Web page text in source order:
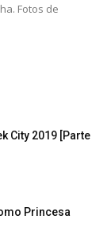
Fotos de
City 2019 [Parte
Princesa